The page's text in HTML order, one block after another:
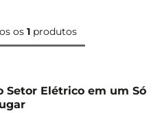
os 1 produtos
Setor Elétrico em um Só